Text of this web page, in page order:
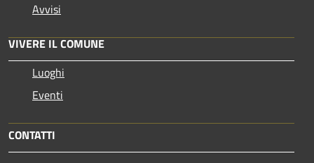
Avvisi
VIVERE IL COMUNE
Luoghi
Eventi
CONTATTI